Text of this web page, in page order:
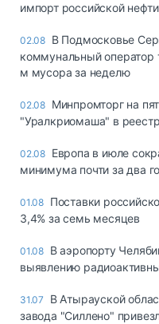
импорт российской нефти
02.08 В Подмосковье
коммунальный оператор
м мусора за неделю
02.08 Минпромторг на
"Уралкриомаша" в
02.08 Европа в июле
минимума почти за два
01.08 Поставки
3,4% за семь месяцев
01.08 В аэропорту
выявлению
31.07
В Атырауской
завода "Силлено"